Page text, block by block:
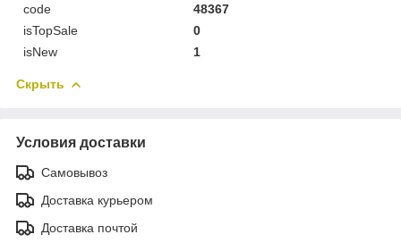
code
48367
isTopSale
0
isNew
1
Скрыть
Условия доставки
Самовывоз
Доставка курьером
Доставка почтой